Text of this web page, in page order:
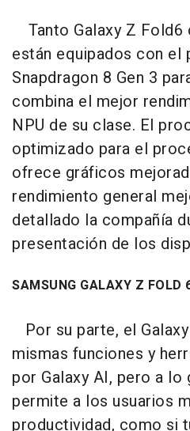
Tanto Galaxy Z Fold6
están equipados con el
Snapdragon 8 Gen 3
combina el mejor
NPU de su clase. El
optimizado para el
ofrece gráficos
rendimiento general
detallado la compañía
presentación de los
SAMSUNG GALAXY Z FOLD
Por su parte, el
mismas funciones y
por Galaxy AI, pero a lo
permite a los usuarios
productividad, como si